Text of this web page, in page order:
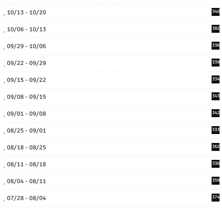
10/13 - 10/20 340
10/06 - 10/13 382
09/29 - 10/06 336
09/22 - 09/29 339
09/15 - 09/22 334
09/08 - 09/15 343
09/01 - 09/08 342
08/25 - 09/01 333
08/18 - 08/25 362
08/11 - 08/18 336
08/04 - 08/11 359
07/28 - 08/04 374